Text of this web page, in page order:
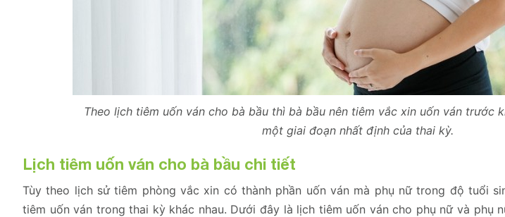
Theo lịch tiêm uốn ván cho bà bầu thì bà bầu nên tiêm vắc xin uốn ván trước
một giai đoạn nhất định của thai kỳ.
Lịch tiêm uốn ván cho bà bầu chi tiết
Tùy theo lịch sử tiêm phòng vắc xin có thành phần uốn ván mà phụ nữ trong độ tuổi
tiêm uốn ván trong thai kỳ khác nhau. Dưới đây là lịch tiêm uốn ván cho phụ nữ và phụ